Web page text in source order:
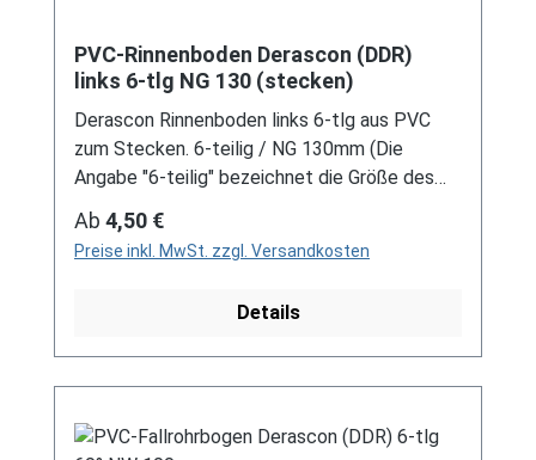
PVC-Rinnenboden Derascon (DDR)
links 6-tlg NG 130 (stecken)
Derascon Rinnenboden links 6-tlg aus PVC
zum Stecken. 6-teilig / NG 130mm (Die
Angabe "6-teilig" bezeichnet die Größe des
Artikels, nicht die Stückzahl!) Farben: grau /
braun Bei der Installation von Rinnenelemente
zum Stecken ist immer ein Gleitmittel
Schäden zu vermeiden! Für DDR-Dachrinne Es
modernen Systemen nicht kompatibel ist. Bei
Regulärer Preis:
Ab 4,50 €
Preise inkl. MwSt. zzgl. Versandkosten
Details